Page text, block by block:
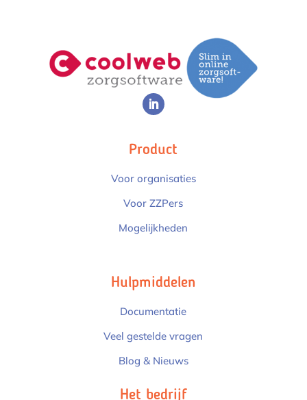
Product
Voor organisaties
Voor ZZPers
Mogelijkheden
Hulpmiddelen
Documentatie
Veel gestelde vragen
Blog & Nieuws
Het bedrijf